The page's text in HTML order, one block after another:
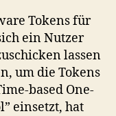
Tokens für
ein Nutzer
lassen
um die Tokens
based One-
einsetzt, hat